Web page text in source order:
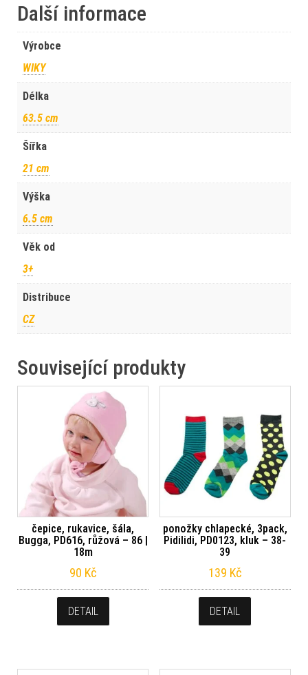
Další informace
Výrobce
WIKY
Délka
63.5 cm
Šířka
21 cm
Výška
6.5 cm
Věk od
3+
Distribuce
CZ
Související produkty
čepice, rukavice, šála,
Bugga, PD616, růžová – 86 |
18m
90 Kč
DETAIL
ponožky chlapecké, 3pack,
Pidilidi, PD0123, kluk – 38-
39
139 Kč
DETAIL